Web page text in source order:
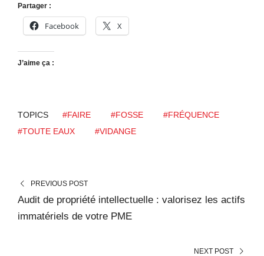
Partager :
Facebook X
J’aime ça :
TOPICS #FAIRE #FOSSE
#FRÉQUENCE
#TOUTE EAUX
#VIDANGE
PREVIOUS POST
Audit de propriété intellectuelle : valorisez les actifs
immatériels de votre PME
NEXT POST